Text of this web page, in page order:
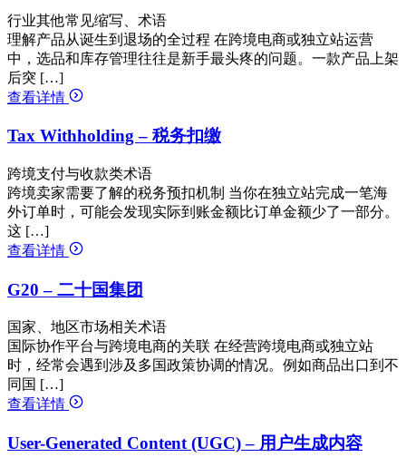
行业其他常见缩写、术语
理解产品从诞生到退场的全过程 在跨境电商或独立站运营
中，选品和库存管理往往是新手最头疼的问题。一款产品上架
后突 […]
查看详情
Tax Withholding – 税务扣缴
跨境支付与收款类术语
跨境卖家需要了解的税务预扣机制 当你在独立站完成一笔海
外订单时，可能会发现实际到账金额比订单金额少了一部分。
这 […]
查看详情
G20 – 二十国集团
国家、地区市场相关术语
国际协作平台与跨境电商的关联 在经营跨境电商或独立站
时，经常会遇到涉及多国政策协调的情况。例如商品出口到不
同国 […]
查看详情
User-Generated Content (UGC) – 用户生成内容